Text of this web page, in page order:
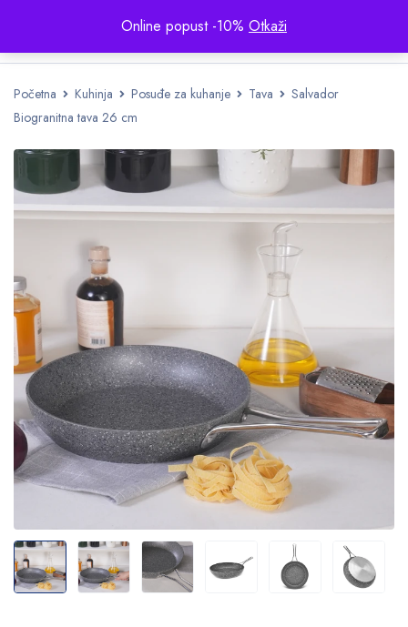
Online popust -10% Otkaži
Početna Kuhinja Posuđe za kuhanje Tava
Salvador
Biogranitna tava 26 cm